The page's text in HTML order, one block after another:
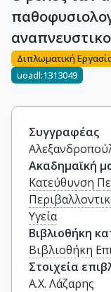
Διπλωματική
uoadl:1313049
Συγγραφέας
Ακαδημαϊκή
Κατεύθυνση
Υγεία
Βιβλιοθήκη
Βιβλιοθήκη
Στοιχεία
Α.Χ. Λάζαρης